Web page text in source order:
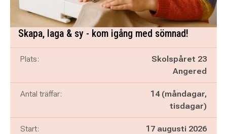
Skapa, laga & sy - kom igång med sömnad!
Plats:
Skolspåret 23
Angered
Antal träffar:
14 (måndagar,
tisdagar)
Start: 17 augusti 2026